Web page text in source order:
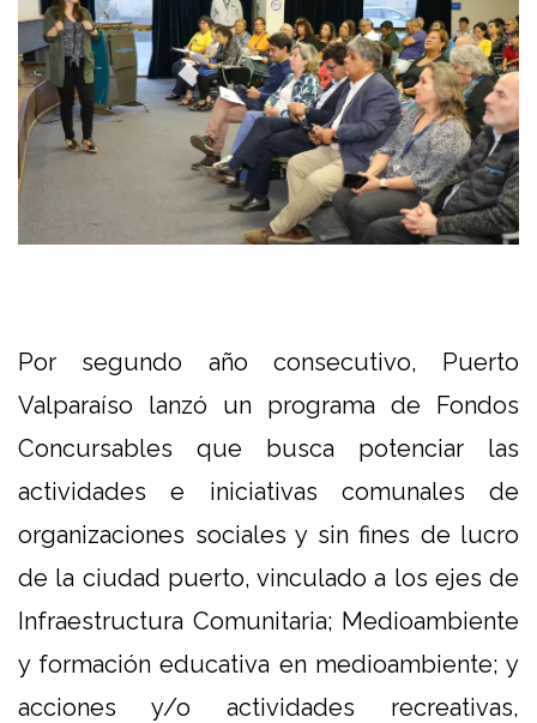
Por segundo año consecutivo, Puerto
Valparaíso lanzó un programa de Fondos
Concursables que busca potenciar las
actividades e iniciativas comunales de
organizaciones sociales y sin fines de lucro
de la ciudad puerto, vinculado a los ejes de
Infraestructura Comunitaria; Medioambiente
y formación educativa en medioambiente; y
acciones y/o actividades recreativas,